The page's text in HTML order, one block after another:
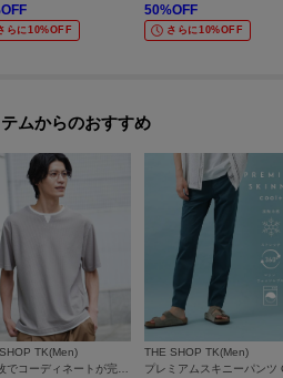
＝＝＝＝＝＝＝＝
らに10%OFF
50%OFF
さらに10%OFF
ムからのおすすめ
TK(Men)
THE SHOP TK(Men)